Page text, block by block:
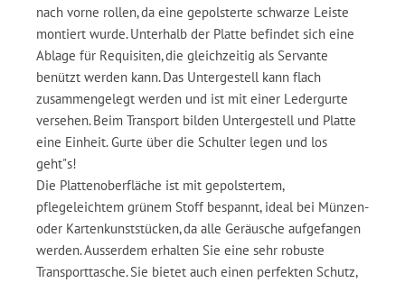
nach vorne rollen, da eine gepolsterte schwarze Leiste
montiert wurde. Unterhalb der Platte befindet sich eine
Ablage für Requisiten, die gleichzeitig als Servante
benützt werden kann. Das Untergestell kann flach
zusammengelegt werden und ist mit einer Ledergurte
versehen. Beim Transport bilden Untergestell und Platte
eine Einheit. Gurte über die Schulter legen und los
geht"s!
Die Plattenoberfläche ist mit gepolstertem,
pflegeleichtem grünem Stoff bespannt, ideal bei Münzen-
oder Kartenkunststücken, da alle Geräusche aufgefangen
werden. Ausserdem erhalten Sie eine sehr robuste
Transporttasche. Sie bietet auch einen perfekten Schutz,